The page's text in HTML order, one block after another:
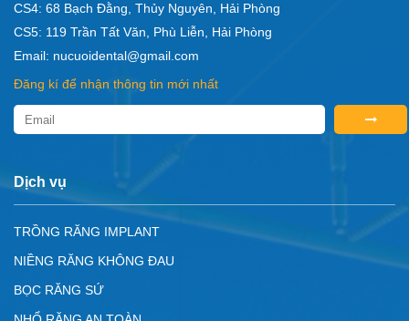
CS4: 68 Bạch Đằng, Thủy Nguyên, Hải Phòng
CS5: 119 Trần Tất Văn, Phù Liễn, Hải Phòng
Email: nucuoidental@gmail.com
Đăng kí để nhận thông tin mới nhất
Dịch vụ
TRỒNG RĂNG IMPLANT
NIỀNG RĂNG KHÔNG ĐAU
BỌC RĂNG SỨ